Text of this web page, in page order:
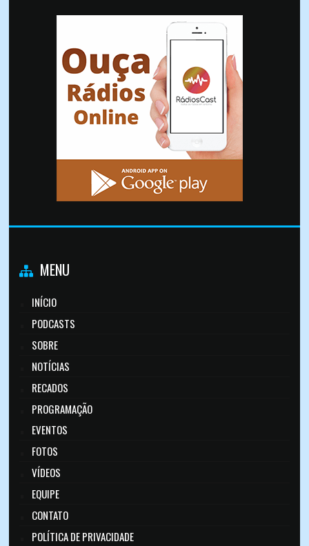
MENU
INÍCIO
PODCASTS
SOBRE
NOTÍCIAS
RECADOS
PROGRAMAÇÃO
EVENTOS
FOTOS
VÍDEOS
EQUIPE
CONTATO
POLÍTICA DE PRIVACIDADE